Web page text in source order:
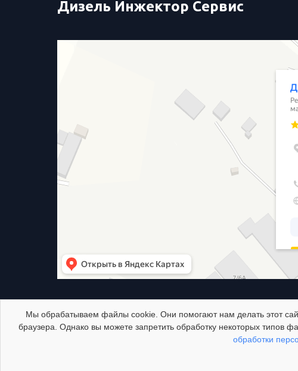
Дизель Инжектор Сервис
Мы обрабатываем файлы cookie. Они помогают нам делать этот
браузера. Однако вы можете запретить обработку некоторых типов
обработки